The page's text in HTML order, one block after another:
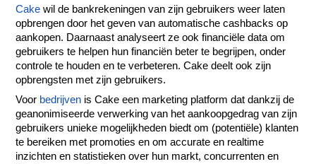
Cake wil de bankrekeningen van zijn gebruikers weer laten
opbrengen door het geven van automatische cashbacks op
aankopen. Daarnaast analyseert ze ook financiële data om
gebruikers te helpen hun financiën beter te begrijpen, onder
controle te houden en te verbeteren. Cake deelt ook zijn
opbrengsten met zijn gebruikers.
Voor bedrijven is Cake een marketing platform dat dankzij de
geanonimiseerde verwerking van het aankoopgedrag van zijn
gebruikers unieke mogelijkheden biedt om (potentiële) klanten
te bereiken met promoties en om accurate en realtime
inzichten en statistieken over hun markt, concurrenten en